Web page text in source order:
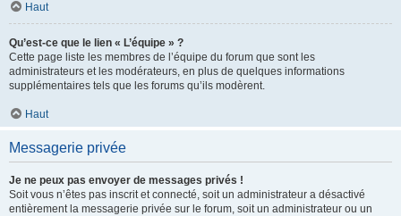
Haut
Qu’est-ce que le lien « L’équipe » ?
Cette page liste les membres de l’équipe du forum que sont les
administrateurs et les modérateurs, en plus de quelques informations
supplémentaires tels que les forums qu’ils modèrent.
Haut
Messagerie privée
Je ne peux pas envoyer de messages privés !
Soit vous n’êtes pas inscrit et connecté, soit un administrateur a désactivé
entièrement la messagerie privée sur le forum, soit un administrateur ou un